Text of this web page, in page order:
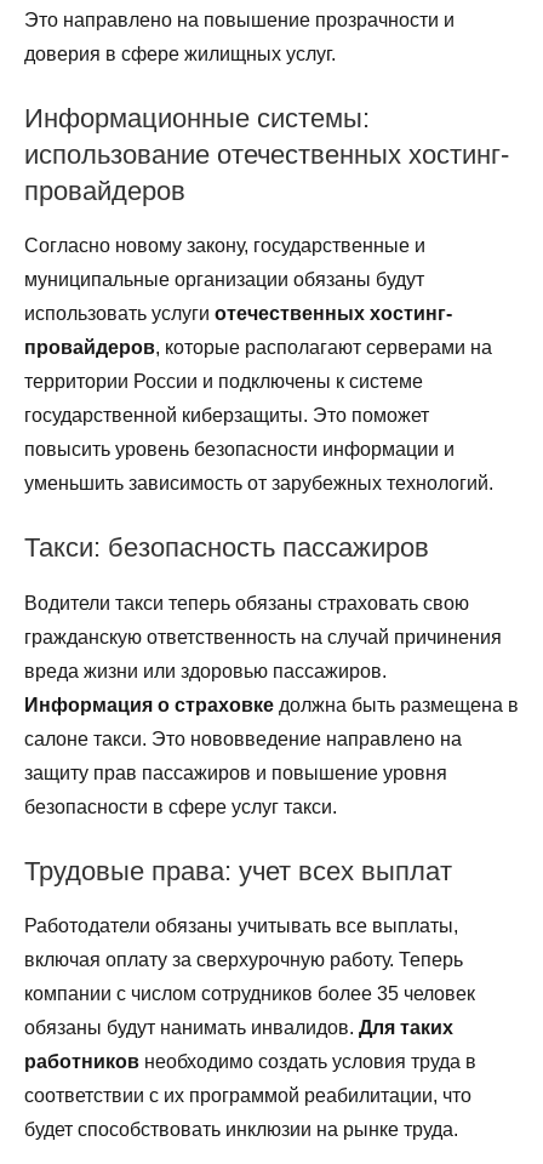
Это направлено на повышение прозрачности и
доверия в сфере жилищных услуг.
Информационные системы:
использование отечественных хостинг-
провайдеров
Согласно новому закону, государственные и
муниципальные организации обязаны будут
использовать услуги отечественных хостинг-
провайдеров, которые располагают серверами на
территории России и подключены к системе
государственной киберзащиты. Это поможет
повысить уровень безопасности информации и
уменьшить зависимость от зарубежных технологий.
Такси: безопасность пассажиров
Водители такси теперь обязаны страховать свою
гражданскую ответственность на случай причинения
вреда жизни или здоровью пассажиров.
Информация о страховке должна быть размещена в
салоне такси. Это нововведение направлено на
защиту прав пассажиров и повышение уровня
безопасности в сфере услуг такси.
Трудовые права: учет всех выплат
Работодатели обязаны учитывать все выплаты,
включая оплату за сверхурочную работу. Теперь
компании с числом сотрудников более 35 человек
обязаны будут нанимать инвалидов. Для таких
работников необходимо создать условия труда в
соответствии с их программой реабилитации, что
будет способствовать инклюзии на рынке труда.